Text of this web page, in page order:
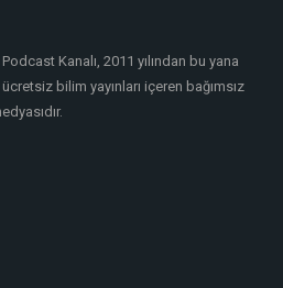
Kanalı, 2011 yılından bu yana
bilim yayınları içeren bağımsız